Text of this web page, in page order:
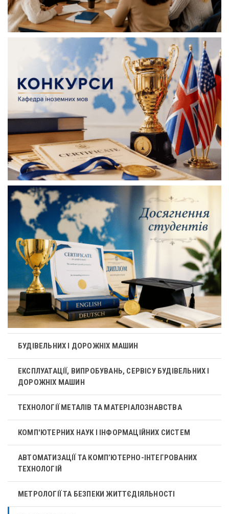
БУДІВЕЛЬНИХ І ДОРОЖНІХ МАШИН
ЕКСПЛУАТАЦІЇ, ВИПРОБУВАНЬ, СЕРВІСУ БУДІВЕЛЬНИХ І
ДОРОЖНІХ МАШИН
ТЕХНОЛОГІЇ МЕТАЛІВ ТА МАТЕРІАЛОЗНАВСТВА
КОМП'ЮТЕРНИХ НАУК І ІНФОРМАЦІЙНИХ СИСТЕМ
АВТОМАТИЗАЦІЇ ТА КОМП’ЮТЕРНО-ІНТЕГРОВАНИХ
ТЕХНОЛОГІЙ
МЕТРОЛОГІЇ ТА БЕЗПЕКИ ЖИТТЄДІЯЛЬНОСТІ